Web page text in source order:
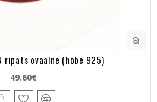
ripats ovaalne (hõbe 925)
49.60€